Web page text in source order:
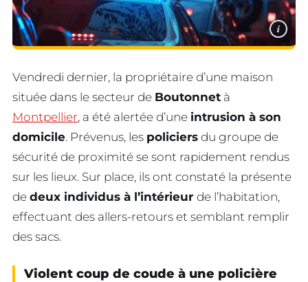
i
Vendredi dernier, la propriétaire d’une maison
située dans le secteur de Boutonnet à
Montpellier, a été alertée d’une intrusion à son
domicile. Prévenus, les policiers du groupe de
sécurité de proximité se sont rapidement rendus
sur les lieux. Sur place, ils ont constaté la présente
de deux individus à l’intérieur de l’habitation,
effectuant des allers-retours et semblant remplir
des sacs.
Violent coup de coude à une policière